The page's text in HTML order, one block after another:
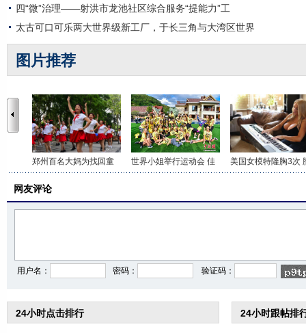
四“微”治理——射洪市龙池社区综合服务“提能力”工
太古可口可乐两大世界级新工厂，于长三角与大湾区世界
图片推荐
郑州百名大妈为找回童 世界小姐举行运动会 佳 美国女模特隆胸3次
网友评论
用户名： 密码： 验证码：
24小时点击排行 24小时跟帖排